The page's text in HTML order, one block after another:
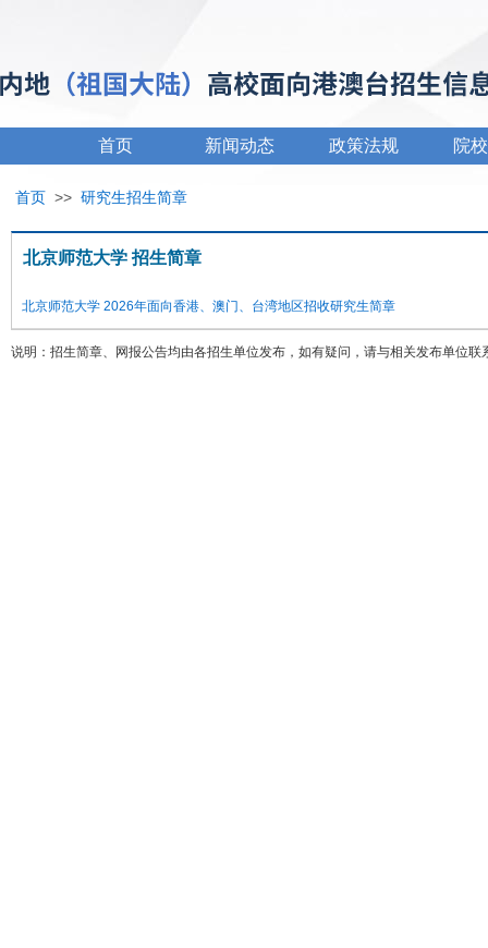
首页 新闻动态 政策法规 院
首页 >> 研究生招生简章
北京师范大学 招生简章
北京师范大学 2026年面向香港、澳门、台湾地区招收研究生简章
说明：招生简章、网报公告均由各招生单位发布，如有疑问，请与相关发布单位